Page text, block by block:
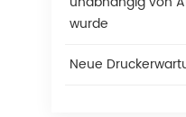
wurde
Neue